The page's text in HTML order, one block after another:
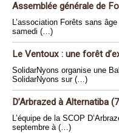
Assemblée générale de
L’association Forêts sans
samedi (…)
Le Ventoux : une forêt
SolidarNyons organise une
SolidarNyons sur (…)
D’Arbrazed à Alternatiba
L’équipe de la SCOP
septembre à (…)